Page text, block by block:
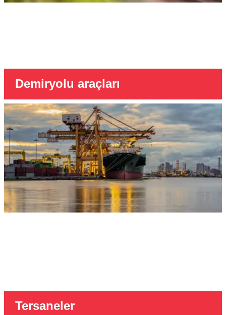
Demiryolu araçları
Tersaneler